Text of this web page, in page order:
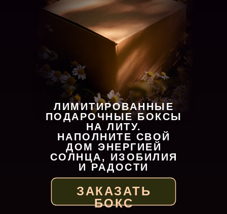
ЛИМИТИРОВАННЫЕ
ПОДАРОЧНЫЕ БОКСЫ
НА ЛИТУ.
НАПОЛНИТЕ СВОЙ
ДОМ ЭНЕРГИЕЙ
СОЛНЦА, ИЗОБИЛИЯ
И РАДОСТИ
ЗАКАЗАТЬ
БОКС